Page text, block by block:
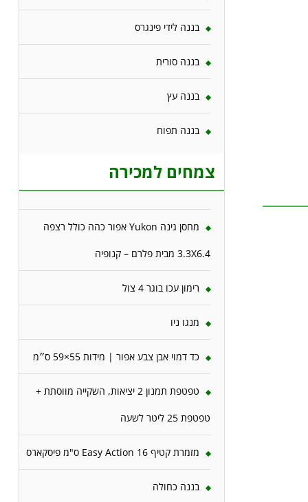
בננה לידי פינגרס
בננה סורית
בננה עץ
בננה תפוח
צמחים למכירה
מחסן גינה Yukon אפור כהה כולל רצפה
3.3X6.4 מבית פלרם – קנופיה
רימון עכו בוגר 4 צול
מנגו ניו
כד דמוי אבן צבע אפור | מידות 55×59 ס״מ
טפטפת תמנון 2 יציאות, השקייה מווסתת +
טפטפת 25 ליטר לשעה
מזמרת קטיף 16 Easy Action ס"מ פיסקארס
בננה כחולה